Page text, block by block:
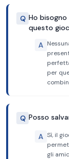
Q Ho bisogno
questo
A
per
Q Posso
A Sì, il
gli